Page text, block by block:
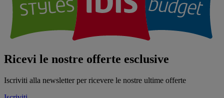
Ricevi le nostre offerte esclusive
Iscriviti alla newsletter per ricevere le nostre ultime offerte